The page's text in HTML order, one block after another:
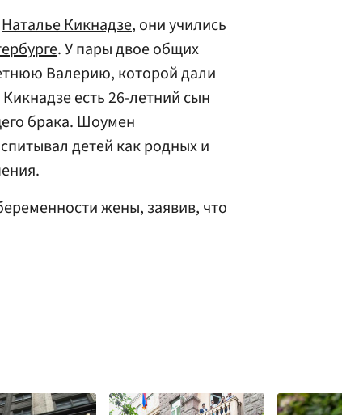
Наталье Кикнадзе, они учились
. У пары двое общих
Валерию, которой дали
есть 26-летний сын
брака. Шоумен
детей как родных и
жены, заявив, что